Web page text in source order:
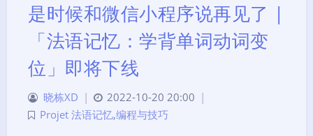
是时候和微信小程序说再见了 |
「法语记忆：学背单词动词变
位」即将下线
晓栋XD | 2022-10-20 20:00 |
Projet 法语记忆,编程与技巧